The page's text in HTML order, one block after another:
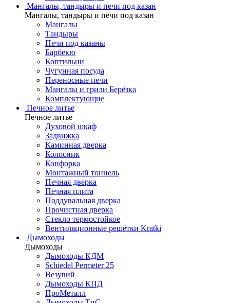
Мангалы, тандыры и печи под казан
Мангалы, тандыры и печи под казан
Мангалы
Тандыры
Печи под казаны
Барбекю
Коптильни
Чугунная посуда
Переносные печи
Мангалы и грили Берёзка
Комплектующие
Печное литье
Печное литье
Духовой шкаф
Задвижка
Каминная дверка
Колосник
Конфорка
Монтажный тоннель
Печная дверка
Печная плита
Поддувальная дверка
Прочистная дверка
Стекло термостойкое
Вентиляционные решётки Kratki
Дымоходы
Дымоходы
Дымоходы КДМ
Schiedel Permeter 25
Везувий
Дымоходы КПД
ПроМеталл